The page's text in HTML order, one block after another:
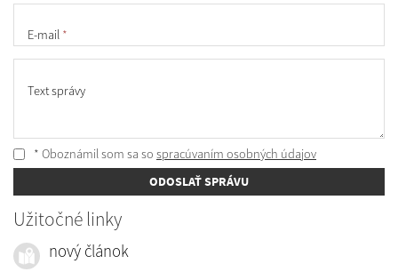
E-mail *
Text správy
* Oboznámil som sa so spracúvaním osobných údajov
ODOSLAŤ SPRÁVU
Užitočné linky
nový článok